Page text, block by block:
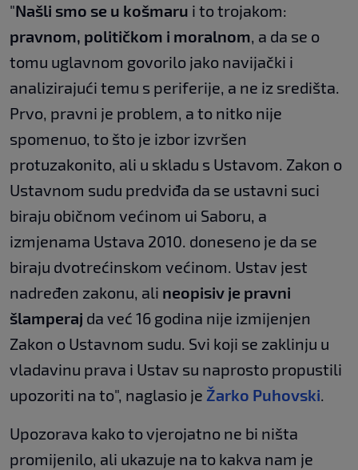
"Našli smo se u košmaru i to trojakom:
pravnom, političkom i moralnom, a da se o
tomu uglavnom govorilo jako navijački i
analizirajući temu s periferije, a ne iz središta.
Prvo, pravni je problem, a to nitko nije
spomenuo, to što je izbor izvršen
protuzakonito, ali u skladu s Ustavom. Zakon o
Ustavnom sudu predviđa da se ustavni suci
biraju običnom većinom ui Saboru, a
izmjenama Ustava 2010. doneseno je da se
biraju dvotrećinskom većinom. Ustav jest
nadređen zakonu, ali neopisiv je pravni
šlamperaj da već 16 godina nije izmijenjen
Zakon o Ustavnom sudu. Svi koji se zaklinju u
vladavinu prava i Ustav su naprosto propustili
upozoriti na to", naglasio je Žarko Puhovski.
Upozorava kako to vjerojatno ne bi ništa
promijenilo, ali ukazuje na to kakva nam je